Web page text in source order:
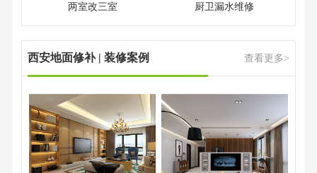
两室改三室 厨卫漏水维修
西安地面修补 | 装修案例 查看更多>